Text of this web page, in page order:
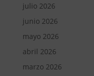
julio 2026
junio 2026
mayo 2026
abril 2026
marzo 2026